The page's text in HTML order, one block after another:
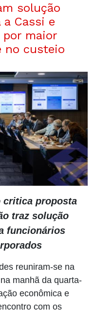
solução
Cassi e
por maior
no custeio
critica proposta
traz solução
funcionários
reuniram-se na
manhã da quarta-
econômica e
com os